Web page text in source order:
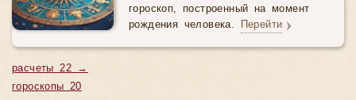
гороскоп, построенный на момент
рождения человека. Перейти
расчеты 22 →
гороскопы 20